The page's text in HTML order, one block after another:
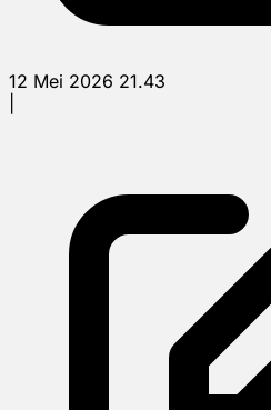
12 Mei 2026 21.43